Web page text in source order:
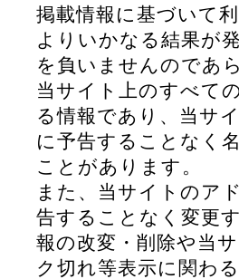
掲載情報に基づいて
よりいかなる結果が
を負いませんのであ
当サイト上のすべて
る情報であり、当サ
に予告することなく
ことがあります。
また、当サイトのア
告することなく変更
報の改変・削除や当
ク切れ等表示に関わ